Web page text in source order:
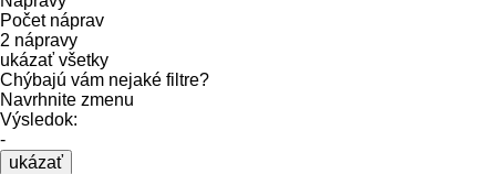
Počet náprav
2 nápravy
ukázať všetky
Chýbajú vám nejaké filtre?
Navrhnite zmenu
Výsledok:
-
ukázať